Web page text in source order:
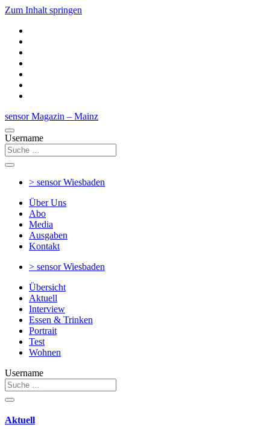
Zum Inhalt springen
sensor Magazin – Mainz
Username
> sensorWiesbaden
Über Uns
Abo
Media
Ausgaben
Kontakt
> sensorWiesbaden
Übersicht
Aktuell
Interview
Essen & Trinken
Portrait
Test
Wohnen
Username
Aktuell